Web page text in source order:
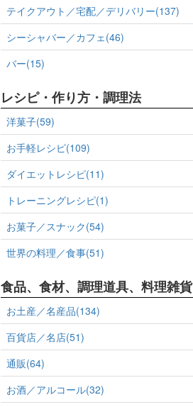
テイクアウト／宅配／デリバリー(137)
シーシャバー／カフェ(46)
バー(15)
レシピ・作り方・調理法
洋菓子(59)
お手軽レシピ(109)
ダイエットレシピ(11)
トレーニングレシピ(1)
お菓子／スナック(54)
世界の料理／食事(51)
食品、食材、調理道具、料理雑貨
お土産／名産品(134)
百貨店／名店(51)
通販(64)
お酒／アルコール(32)